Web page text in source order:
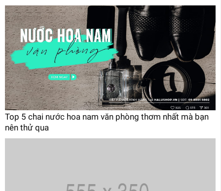
Top 5 chai nước hoa nam văn phòng thơm nhất mà bạn
nên thử qua